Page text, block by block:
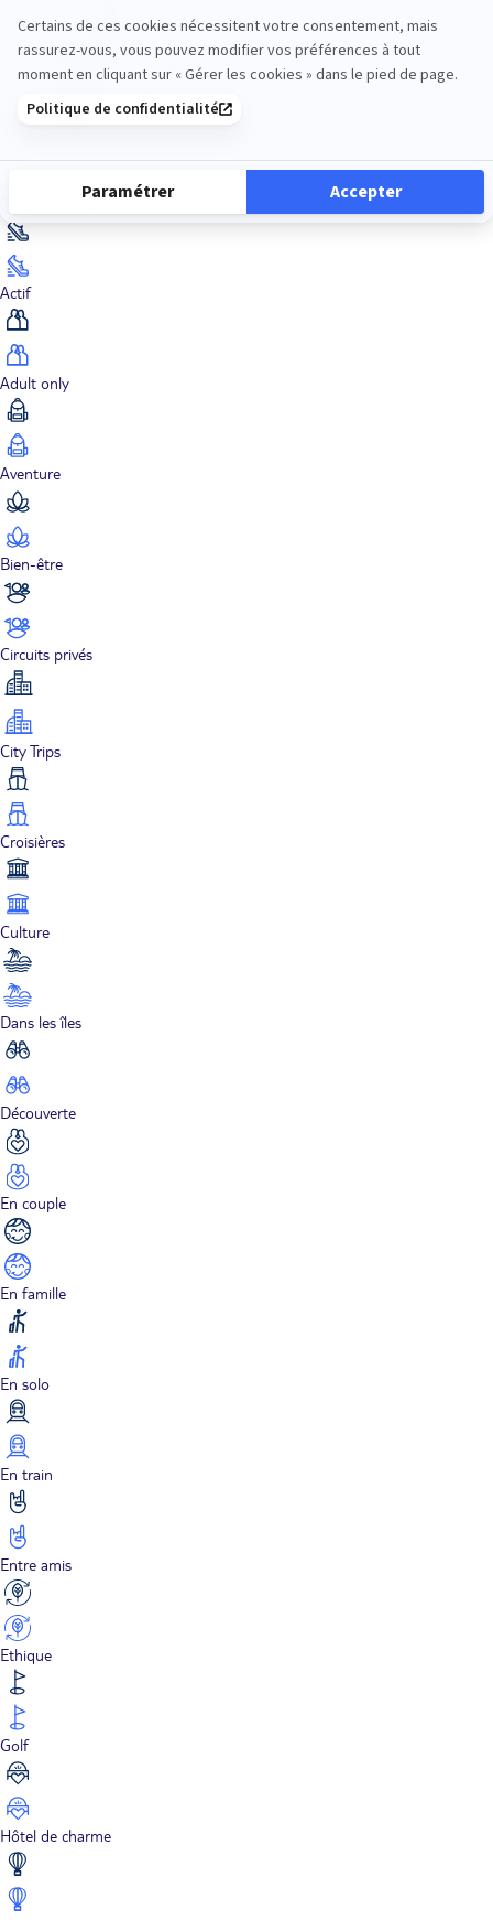
Océan Indien
Nos thématiques
Actif
Adult only
Aventure
Bien-être
Circuits privés
City Trips
Croisières
Culture
Dans les îles
Découverte
En couple
En famille
En solo
En train
Entre amis
Ethique
Golf
Hôtel de charme